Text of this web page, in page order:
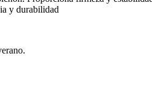
y durabilidad